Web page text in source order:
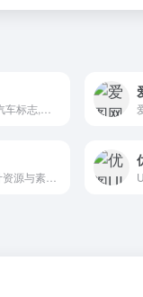
爱图小站是设计资源与素材下载。